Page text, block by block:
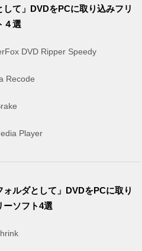
して」DVDをPCに取り込みフリ
４選
DVD Ripper Speedy
Recode
Player
ォルダとして」DVDをPCに取り
ーソフト4選